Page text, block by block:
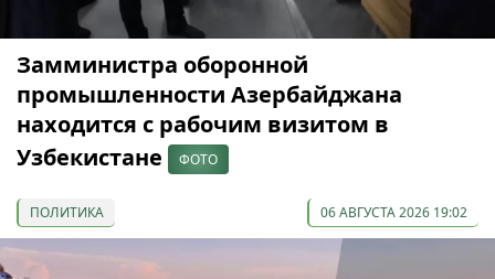
Замминистра оборонной
промышленности Азербайджана
находится с рабочим визитом в
Узбекистане
ФОТО
ПОЛИТИКА 06 АВГУСТА 2026 19:02